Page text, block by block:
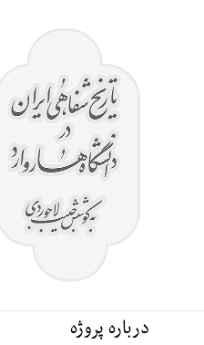
درباره پروژه